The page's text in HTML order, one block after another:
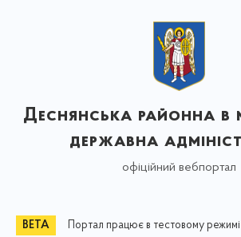
Деснянська районна в
державна
офіційний вебпортал
Портал працює в тестовому режимі